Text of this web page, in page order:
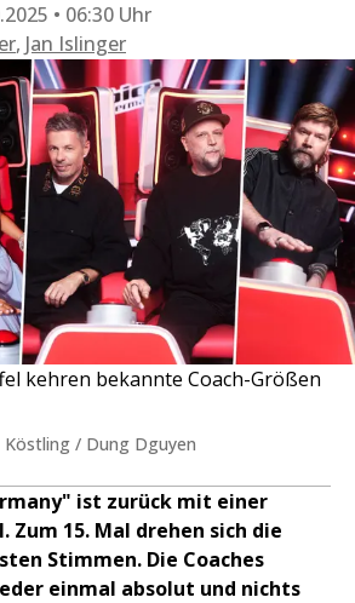
• 06:30 Uhr
, Jan Islinger
kehren bekannte Coach-Größen
Köstling / Dung Dguyen
ist zurück mit einer
Zum 15. Mal drehen sich die
Stimmen. Die Coaches
einmal absolut und nichts